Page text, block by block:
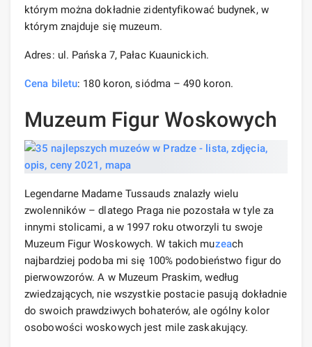
którym można dokładnie zidentyfikować budynek, w
którym znajduje się muzeum.
Adres: ul. Pańska 7, Pałac Kuaunickich.
Cena biletu: 180 koron, siódma – 490 koron.
Muzeum Figur Woskowych
Legendarne Madame Tussauds znalazły wielu
zwolenników – dlatego Praga nie pozostała w tyle za
innymi stolicami, a w 1997 roku otworzyli tu swoje
Muzeum Figur Woskowych. W takich muzeach
najbardziej podoba mi się 100% podobieństwo figur do
pierwowzorów. A w Muzeum Praskim, według
zwiedzających, nie wszystkie postacie pasują dokładnie
do swoich prawdziwych bohaterów, ale ogólny kolor
osobowości woskowych jest mile zaskakujący.